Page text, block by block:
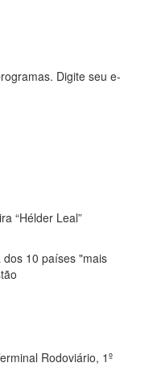
Digite seu e-
“Hélder Leal”
10 países "mais
Rodoviário, 1º